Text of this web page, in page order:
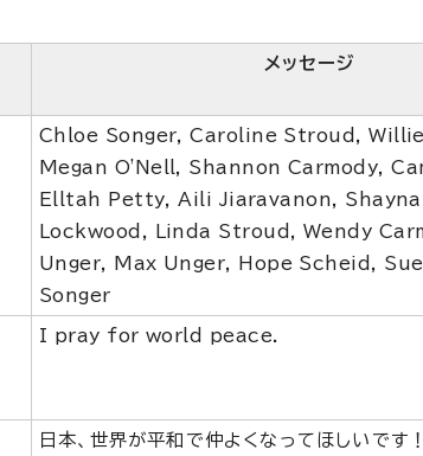
メッセージ
Chloe Songer, Caroline Stroud,
Megan O'Nell, Shannon Carmody,
Elltah Petty, Aili Jiaravanon, Shayna
Lockwood, Linda Stroud, Wendy
Unger, Max Unger, Hope Scheid,
Songer
I pray for world peace.
日本、世界が平和で仲よくなってほしいです